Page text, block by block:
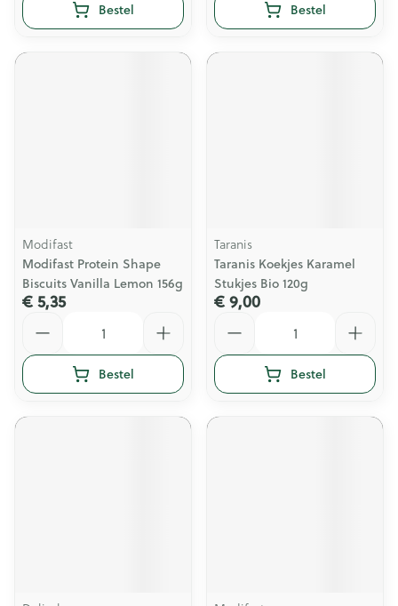
Bestel Bestel
Modifast
Modifast Protein Shape
Biscuits Vanilla Lemon 156g
€ 5,35
Bestel
Taranis
Taranis Koekjes Karamel
Stukjes Bio 120g
€ 9,00
Bestel